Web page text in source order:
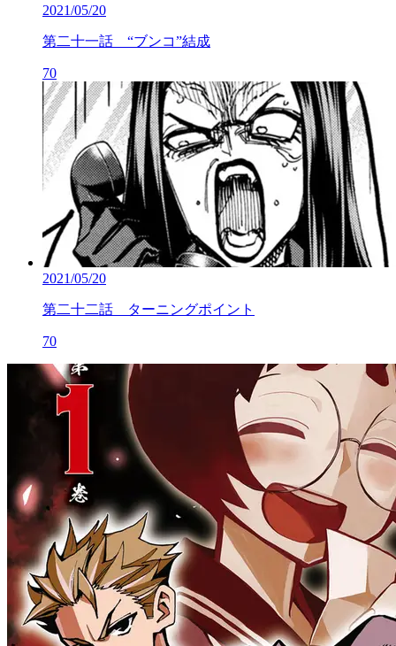
2021/05/20
第二十一話 “ブンコ”結成
70
2021/05/20
第二十二話 ターニングポイント
70